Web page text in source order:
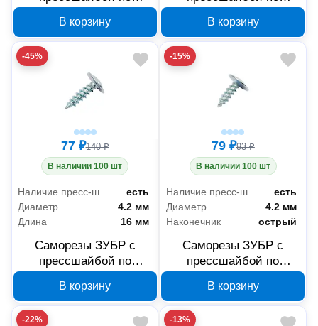
4,2x41 мм, PH2, 20 шт,
300196-42-041
В корзину
4,2x25 мм, PH2, 30 шт,
300196-42-025
В корзину
-45%
77 ₽140 ₽
В наличии 100 шт
есть
Диаметр
4.2 мм
Длина
16 мм
Саморезы ЗУБР с
прессшайбой по
4,2x16 мм, PH2, 40 шт,
300196-42-016
В корзину
-15%
79 ₽93 ₽
В наличии 100 шт
Наличие пресс-шайбы
есть
Диаметр
4.2 мм
Наконечник
острый
Саморезы ЗУБР с
прессшайбой по
4,2x14 мм, PH2, 45 шт,
300196-42-014
В корзину
-22% -13%